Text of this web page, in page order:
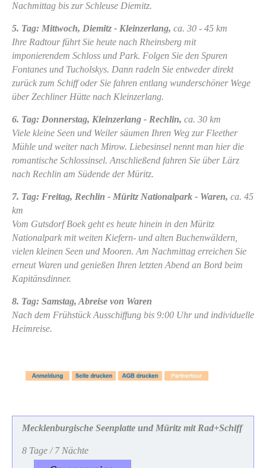
Nachmittag bis zur Schleuse Diemitz.
5. Tag: Mittwoch, Diemitz - Kleinzerlang, ca. 30 - 45 km
Ihre Radtour führt Sie heute nach Rheinsberg mit
imponierendem Schloss und Park. Folgen Sie den Spuren
Fontanes und Tucholskys. Dann radeln Sie entweder direkt
zurück zum Schiff oder Sie fahren entlang wunderschöner Wege
über Zechliner Hütte nach Kleinzerlang.
6. Tag: Donnerstag, Kleinzerlang - Rechlin, ca. 30 km
Viele kleine Seen und Weiler säumen Ihren Weg zur Fleether
Mühle und weiter nach Mirow. Liebesinsel nennt man hier die
romantische Schlossinsel. Anschließend fahren Sie über Lärz
nach Rechlin am Südende der Müritz.
7. Tag: Freitag, Rechlin - Müritz Nationalpark - Waren, ca. 45
km
Vom Gutsdorf Boek geht es heute hinein in den Müritz
Nationalpark mit weiten Kiefern- und alten Buchenwäldern,
vielen kleinen Seen und Mooren. Am Nachmittag erreichen Sie
erneut Waren und genießen Ihren letzten Abend an Bord beim
Kapitänsdinner.
8. Tag: Samstag, Abreise von Waren
Nach dem Frühstück Ausschiffung bis 9:00 Uhr und individuelle
Heimreise.
Mecklenburgische Seenplatte und Müritz mit Rad+Schiff
8 Tage / 7 Nächte